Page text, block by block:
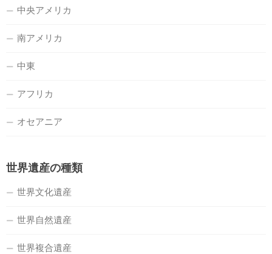
中央アメリカ
南アメリカ
中東
アフリカ
オセアニア
世界遺産の種類
世界文化遺産
世界自然遺産
世界複合遺産